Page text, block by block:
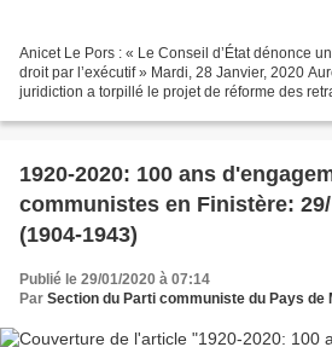
Anicet Le Pors : « Le Conseil d’État dénonce
droit par l’exécutif » Mardi, 28 Janvier, 2020
juridiction a torpillé le projet de réforme des
1920-2020: 100 ans
communistes en Finistère:
(1904-1943)
Publié le 29/01/2020 à 07:14
Par Section du Parti communiste du Pays de